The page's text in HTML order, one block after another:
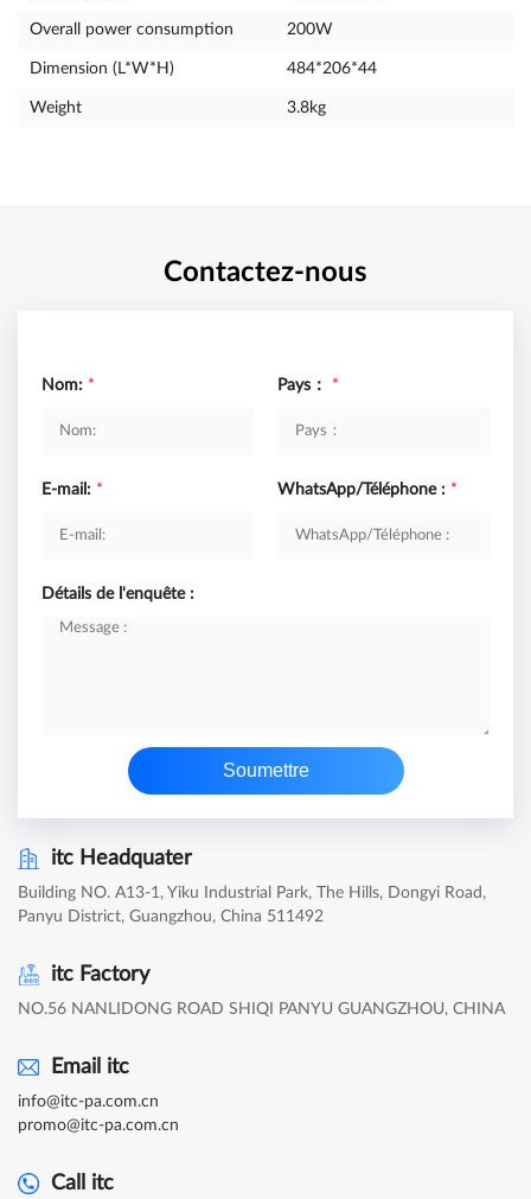
Overall power consumption 200W
Dimension (L*W*H) 484*206*44
Weight 3.8kg
Contactez-nous
Nom: * Pays： *
E-mail: * WhatsApp/Téléphone : *
Détails de l'enquête :
Soumettre
itc Headquater
Building NO. A13-1, Yiku Industrial Park, The Hills, Dongyi Road,
Panyu District, Guangzhou, China 511492
itc Factory
NO.56 NANLIDONG ROAD SHIQI PANYU GUANGZHOU, CHINA
Email itc
info@itc-pa.com.cn
promo@itc-pa.com.cn
Call itc